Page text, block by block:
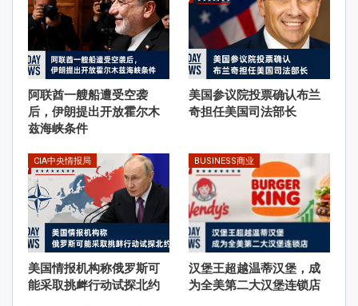
阿联酋一艘船遭受空袭
后，伊朗提出开放霍尔木
兹海峡条件
美国参议院投票确认布兰
奇担任美国司法部长
CIA中央情报局
美国情报机构称俄罗斯可
能采取挑衅行动试探北约
BUSINESS商业
汉堡王超越温蒂汉堡，成
为全美第二大汉堡连锁店